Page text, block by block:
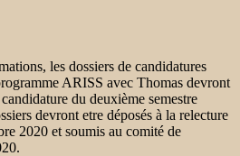
les dossiers de candidatures
ARISS avec Thomas devront
du deuxième semestre
devront etre déposés à la relecture
2020 et soumis au comité de